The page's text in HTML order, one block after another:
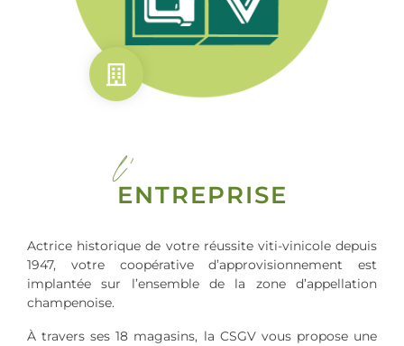
l'
ENTREPRISE
Actrice historique de votre réussite viti-vinicole depuis
1947, votre coopérative d’approvisionnement est
implantée sur l’ensemble de la zone d’appellation
champenoise.
À travers ses 18 magasins, la CSGV vous propose une